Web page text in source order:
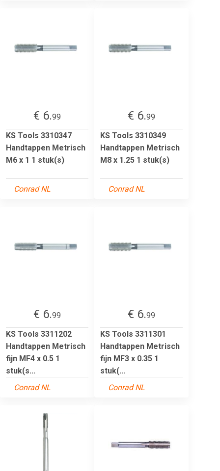
€ 6.99
KS Tools 3310347
Handtappen Metrisch
M6 x 1 1 stuk(s)
Conrad NL
€ 6.99
KS Tools 3310349
Handtappen Metrisch
M8 x 1.25 1 stuk(s)
Conrad NL
€ 6.99
KS Tools 3311202
Handtappen Metrisch
fijn MF4 x 0.5 1
stuk(s...
Conrad NL
€ 6.99
KS Tools 3311301
Handtappen Metrisch
fijn MF3 x 0.35 1
stuk(...
Conrad NL